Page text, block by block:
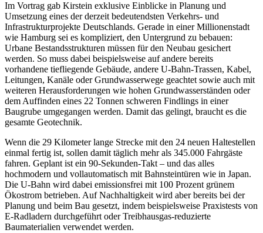
Im Vortrag gab Kirstein exklusive Einblicke in Planung und
Umsetzung eines der derzeit bedeutendsten Verkehrs- und
Infrastrukturprojekte Deutschlands. Gerade in einer Millionenstadt
wie Hamburg sei es kompliziert, den Untergrund zu bebauen:
Urbane Bestandsstrukturen müssen für den Neubau gesichert
werden. So muss dabei beispielsweise auf andere bereits
vorhandene tiefliegende Gebäude, andere U-Bahn-Trassen, Kabel,
Leitungen, Kanäle oder Grundwasserwege geachtet sowie auch mit
weiteren Herausforderungen wie hohen Grundwasserständen oder
dem Auffinden eines 22 Tonnen schweren Findlings in einer
Baugrube umgegangen werden. Damit das gelingt, braucht es die
gesamte Geotechnik.
Wenn die 29 Kilometer lange Strecke mit den 24 neuen Haltestellen
einmal fertig ist, sollen damit täglich mehr als 345.000 Fahrgäste
fahren. Geplant ist ein 90-Sekunden-Takt – und das alles
hochmodern und vollautomatisch mit Bahnsteintüren wie in Japan.
Die U-Bahn wird dabei emissionsfrei mit 100 Prozent grünem
Ökostrom betrieben. Auf Nachhaltigkeit wird aber bereits bei der
Planung und beim Bau gesetzt, indem beispielsweise Praxistests von
E-Radladern durchgeführt oder Treibhausgas-reduzierte
Baumaterialien verwendet werden.